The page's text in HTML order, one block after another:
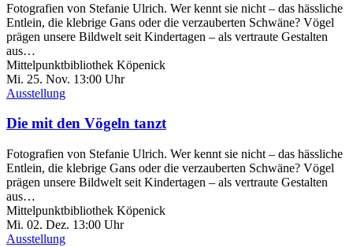
Fotografien von Stefanie Ulrich. Wer kennt sie nicht – das hässliche
Entlein, die klebrige Gans oder die verzauberten Schwäne? Vögel
prägen unsere Bildwelt seit Kindertagen – als vertraute Gestalten
aus…
Mittelpunktbibliothek Köpenick
Mi. 25. Nov. 13:00 Uhr
Ausstellung
Die mit den Vögeln tanzt
Fotografien von Stefanie Ulrich. Wer kennt sie nicht – das hässliche
Entlein, die klebrige Gans oder die verzauberten Schwäne? Vögel
prägen unsere Bildwelt seit Kindertagen – als vertraute Gestalten
aus…
Mittelpunktbibliothek Köpenick
Mi. 02. Dez. 13:00 Uhr
Ausstellung